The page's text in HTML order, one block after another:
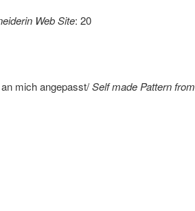
Web Site: 20
mich angepasst/Self made Pattern